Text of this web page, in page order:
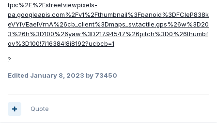
tps:%2F%2Fstreetviewpixels-
pa.googleapis.com%2Fv1%2Fthumbnail%3Fpanoid%3DFCIeP838k
eVYiVEaeIVrnA%26cb_client%3Dmaps_sv.tactile.gps%26w%3D20
3%26h%3D100%26yaw%3D217.94547%26pitch%3D0%26thumbf
ov%3D100!7i16384!8i8192?ucbcb=1
?
Edited January 8, 2023 by 73450
Quote